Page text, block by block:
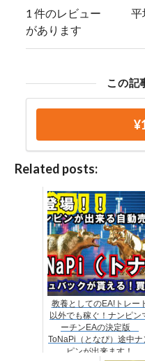
1 件のレビュー
があります
平
この記
Related posts:
教養としてのEA!トレー
以外でも稼ぐ！ナンピン
ーチンEAの決定版
ToNaPi（となぴ）途中ナ
ピンが出来ます！